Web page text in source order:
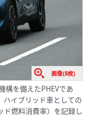
画像(8枚)
構を備えたPHEVであ
ハイブリッド車としての
ド燃料消費率）を記録し